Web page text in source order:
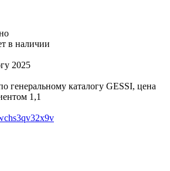
в наличии
2025
генеральному каталогу GESSI, цена
1,1